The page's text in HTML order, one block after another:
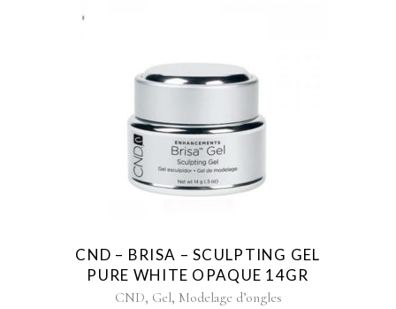
CND – BRISA – SCULPTING GEL
PURE WHITE OPAQUE 14GR
CND, Gel, Modelage d’ongles